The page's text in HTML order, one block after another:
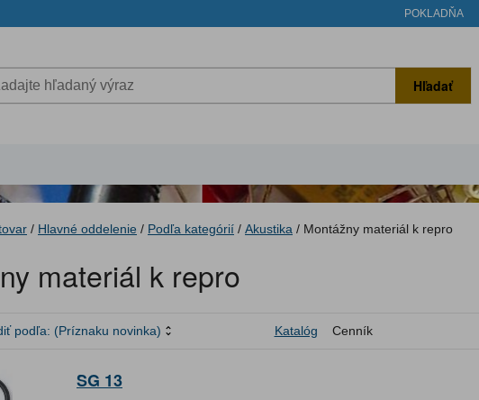
POKLADŇA
Hľadať
/ Hlavné oddelenie / Podľa kategórií / Akustika / Montážny materiál k repro
materiál k repro
podľa: (Príznaku novinka) Katalóg Cenník
SG 13